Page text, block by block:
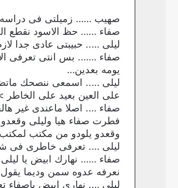
صهيب …… زميلتى فى دراسه
صفاء …… حظ الاسود نقطع
ليلى ….. حبيبتى عادى جدا
صفاء ……. بس انتى تعرفى
يومه بعدين…
ليلى ….. اسمعى ننصحك
على العين بعيد على الخاطر
صفاء …. اصلا ماعندى غير
فطرت صفاء هيا وليلى وقعدو
وقعدو يلودو من مكتب لمكتب ومن قسم
ليلى …. تعرفى خاطرى فى
صفاء …… نهارك ابيض يا
نعرفه عدوه سمن وديما
ليلى …. نهارى ابيض ياصفاء تعرفى لقيت روحى زايده قريب 2